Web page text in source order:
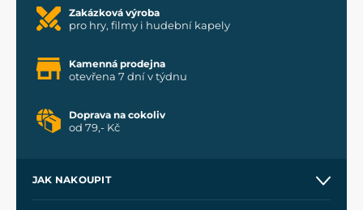
Zakázková výroba
pro hry, filmy i hudební kapely
Kamenná prodejna
otevřena 7 dní v týdnu
Doprava na cokoliv
od 79,- Kč
JAK NAKOUPIT